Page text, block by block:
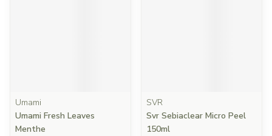
Umami
Umami Fresh Leaves
Menthe
SVR
Svr Sebiaclear Micro Peel
150ml